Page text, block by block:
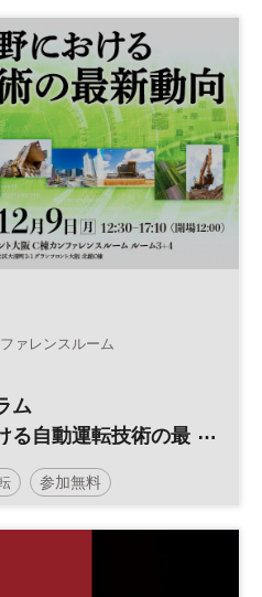
日経オンラインセミナー
ァレンスルーム
ム
る自動運転技術の最
参加無料